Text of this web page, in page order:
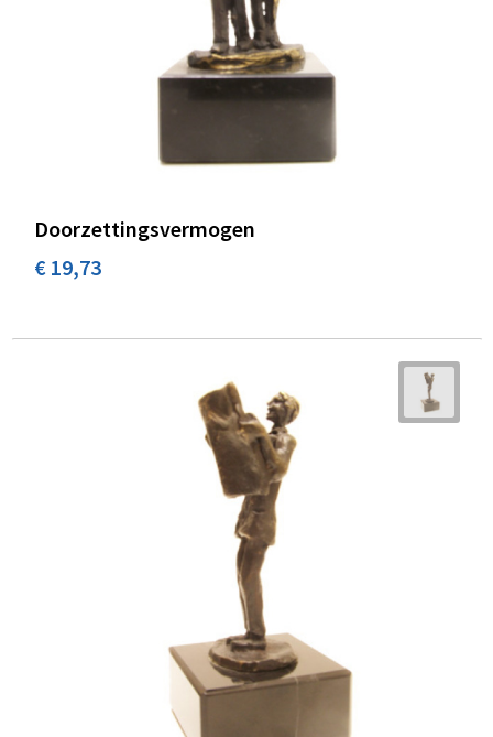
Doorzettingsvermogen
€ 19,73